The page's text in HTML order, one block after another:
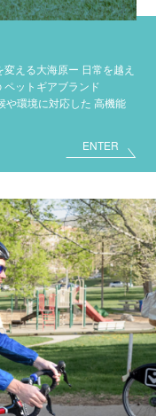
変える大海原ー 日常を越え
ペットギアブランド
や環境に対応した 高機能
ENTER